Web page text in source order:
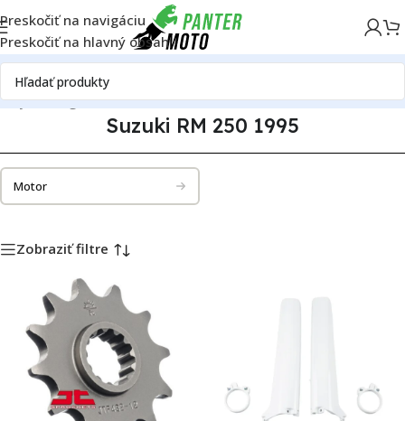
Preskočiť na navigáciu
Preskočiť na hlavný obsah
Katalóg motoriekSuzukiSuzuki RM 250Suzuki RM 250 1995
Suzuki RM 250 1995
Motor
Zobraziť filtre